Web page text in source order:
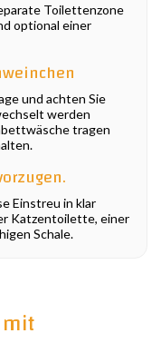
Toilettenzone
optional einer
und achten Sie
werden
tragen
Einstreu in klar
Katzentoilette, einer
Schale.